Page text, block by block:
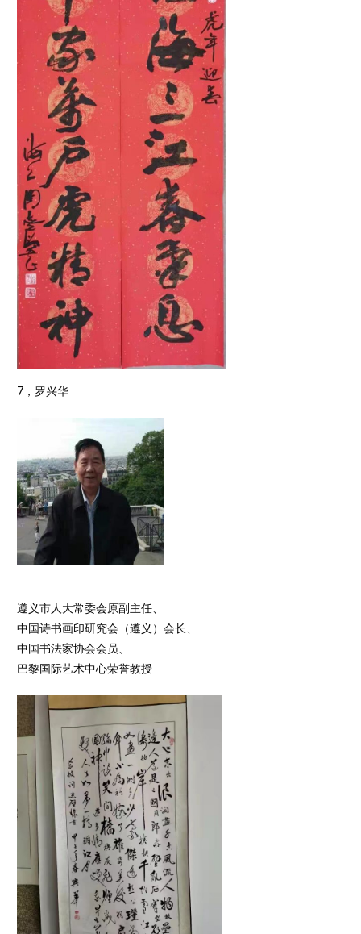
7，罗兴华
遵义市人大常委会原副主任、
中国诗书画印研究会（遵义）会长、
中国书法家协会会员、
巴黎国际艺术中心荣誉教授